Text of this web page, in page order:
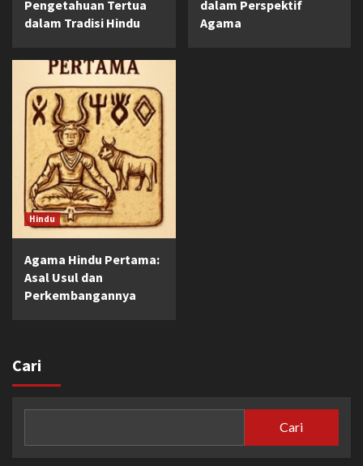
Pengetahuan Tertua
dalam Tradisi Hindu
dalam Perspektif
Agama
Hindu
Agama Hindu Pertama:
Asal Usul dan
Perkembangannya
Cari
Cari